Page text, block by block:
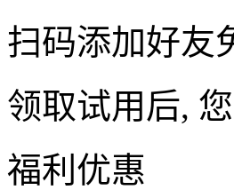
扫码添加好友
领取试用后,
福利优惠